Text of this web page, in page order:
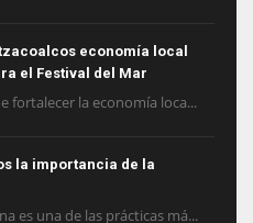
economía local
el Festival del Mar
fortalecer la economía loca...
la importancia de la
es una de las prácticas má...